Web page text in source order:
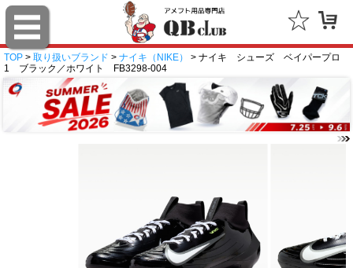
TOP > 取り扱いブランド > ナイキ（NIKE）
> ナイキ シューズ ベイパープロ
1 ブラック／ホワイト FB3298-004